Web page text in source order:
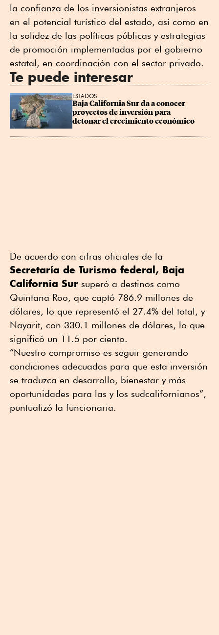
la confianza de los inversionistas extranjeros
en el potencial turístico del estado, así como en
la solidez de las políticas públicas y estrategias
de promoción implementadas por el gobierno
estatal, en coordinación con el sector privado.
Te puede interesar
ESTADOS
Baja California Sur da a conocer
proyectos de inversión para
detonar el crecimiento económico
De acuerdo con cifras oficiales de la
Secretaría de Turismo federal, Baja
California Sur superó a destinos como
Quintana Roo, que captó 786.9 millones de
dólares, lo que representó el 27.4% del total, y
Nayarit, con 330.1 millones de dólares, lo que
significó un 11.5 por ciento.
“Nuestro compromiso es seguir generando
condiciones adecuadas para que esta inversión
se traduzca en desarrollo, bienestar y más
oportunidades para las y los sudcalifornianos”,
puntualizó la funcionaria.